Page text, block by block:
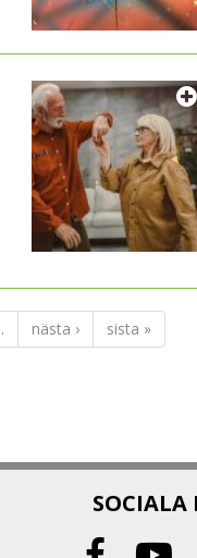
nästa › sista »
SOCIALA